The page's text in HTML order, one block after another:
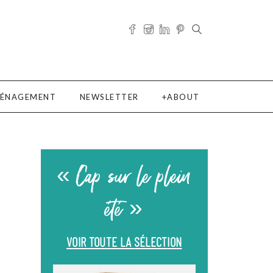
NEWSLETTER ABOUT
« Cap sur le plein
été »
VOIR TOUTE LA SÉLECTION